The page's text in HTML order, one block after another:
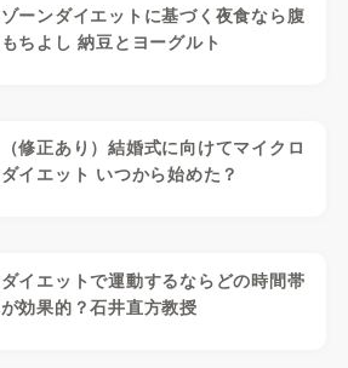
ゾーンダイエットに基づく夜食なら腹
もちよし 納豆とヨーグルト
（修正あり）結婚式に向けてマイクロ
ダイエット いつから始めた？
ダイエットで運動するならどの時間帯
が効果的？石井直方教授